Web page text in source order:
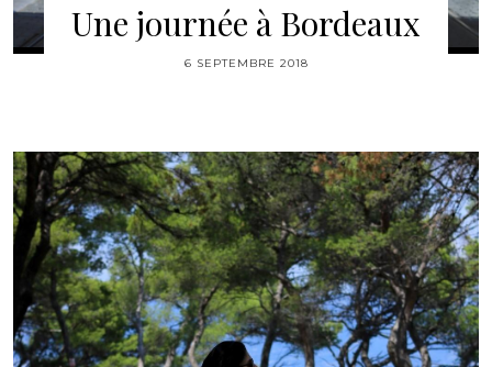
Une journée à Bordeaux
6 SEPTEMBRE 2018